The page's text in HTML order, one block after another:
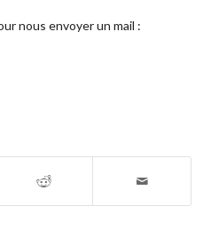
nous envoyer un mail :